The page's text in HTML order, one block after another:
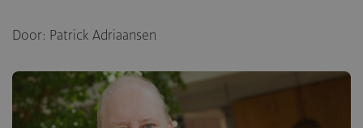
Door: Patrick Adriaansen